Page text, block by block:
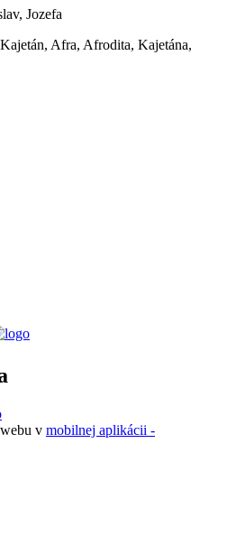
Jozefa
Afra, Afrodita, Kajetána,
v mobilnej aplikácii -